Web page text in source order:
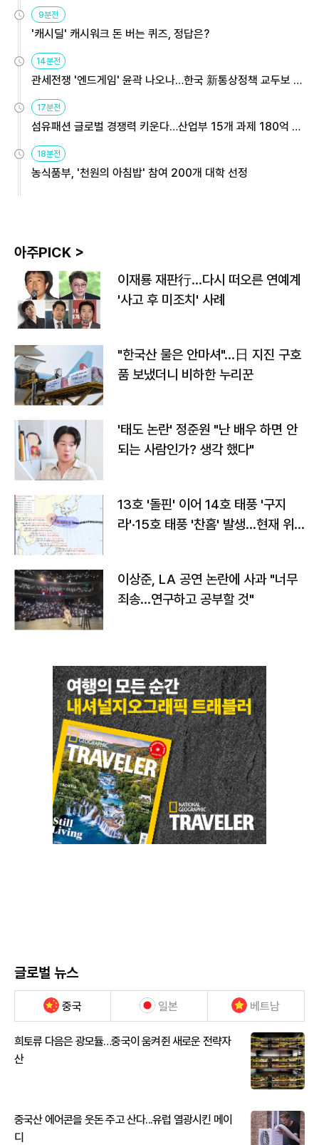
9분전
'캐시딜' 캐시워크 돈 버는 퀴즈, 정답은?
14분전
관세전쟁 '엔드게임' 윤곽 나오나…한국 新통상정책 교두보 활
17분전
섬유패션 글로벌 경쟁력 키운다…산업부 15개 과제 180억 지
18분전
농식품부, '천원의 아침밥' 참여 200개 대학 선정
아주PICK >
이재룡 재판行…다시 떠오른 연예계
'사고 후 미조치' 사례
"한국산 물은 안마셔"…日 지진 구호
품 보냈더니 비하한 누리꾼
'태도 논란' 정준원 "난 배우 하면 안
되는 사람인가? 생각 했다"
13호 '돌핀' 이어 14호 태풍 '구지
라'·15호 태풍 '찬홈' 발생…현재 위
이상준, LA 공연 논란에 사과 "너무
죄송…연구하고 공부할 것"
글로벌 뉴스
중국 일본 베트남
희토류 다음은 광모듈…중국이 움켜쥔 새로운 전략자
산
중국산 에어콘을 웃돈 주고 산다...유럽 열광시킨 메이
디